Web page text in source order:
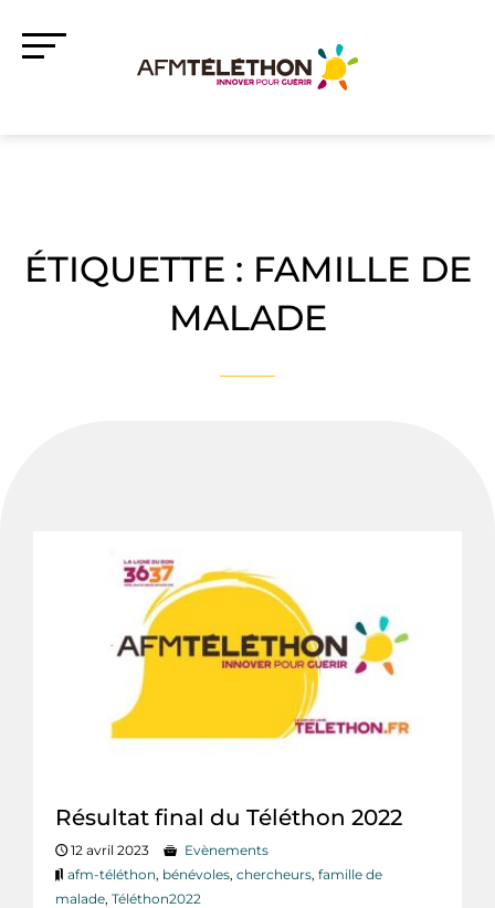
ÉTIQUETTE : FAMILLE DE
MALADE
Résultat final du Téléthon 2022
12 avril 2023
Evènements
afm-téléthon, bénévoles, chercheurs, famille de
malade, Téléthon2022